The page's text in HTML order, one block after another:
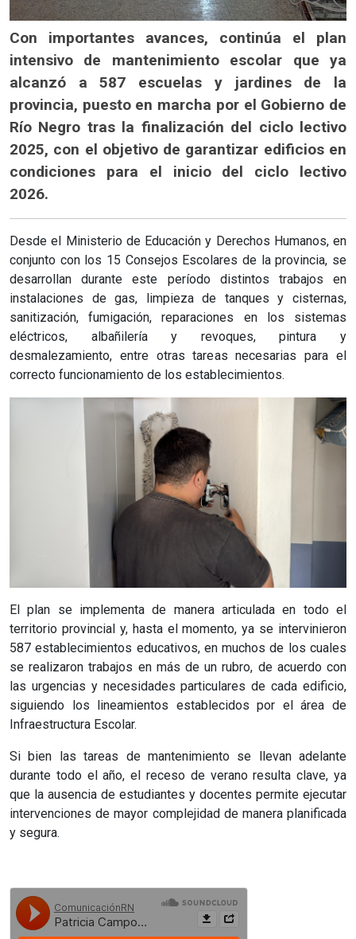
Con importantes avances, continúa el plan
intensivo de mantenimiento escolar que ya
alcanzó a 587 escuelas y jardines de la
provincia, puesto en marcha por el Gobierno de
Río Negro tras la finalización del ciclo lectivo
2025, con el objetivo de garantizar edificios en
condiciones para el inicio del ciclo lectivo
2026.
Desde el Ministerio de Educación y Derechos Humanos, en
conjunto con los 15 Consejos Escolares de la provincia, se
desarrollan durante este período distintos trabajos en
instalaciones de gas, limpieza de tanques y cisternas,
sanitización, fumigación, reparaciones en los sistemas
eléctricos, albañilería y revoques, pintura y
desmalezamiento, entre otras tareas necesarias para el
correcto funcionamiento de los establecimientos.
El plan se implementa de manera articulada en todo el
territorio provincial y, hasta el momento, ya se intervinieron
587 establecimientos educativos, en muchos de los cuales
se realizaron trabajos en más de un rubro, de acuerdo con
las urgencias y necesidades particulares de cada edificio,
siguiendo los lineamientos establecidos por el área de
Infraestructura Escolar.
Si bien las tareas de mantenimiento se llevan adelante
durante todo el año, el receso de verano resulta clave, ya
que la ausencia de estudiantes y docentes permite ejecutar
intervenciones de mayor complejidad de manera planificada
y segura.